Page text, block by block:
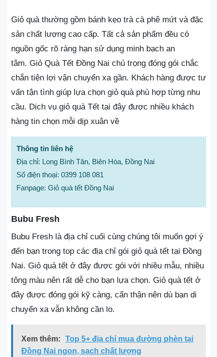
Giỏ quà thường gồm bánh kẹo trà cà phê mứt và đặc
sản chất lượng cao cấp. Tất cả sản phẩm đều có
nguồn gốc rõ ràng hạn sử dụng minh bạch an
tâm. Giỏ Quà Tết Đồng Nai chú trọng đóng gói chắc
chắn tiện lợi vận chuyển xa gần. Khách hàng được tư
vấn tận tình giúp lựa chọn giỏ quà phù hợp từng nhu
cầu. Dịch vụ giỏ quà Tết tại đây được nhiều khách
hàng tin chọn mỗi dịp xuân về
Thông tin liên hệ
Địa chỉ: Long Bình Tân, Biên Hòa, Đồng Nai
Số điện thoại: 0399 108 081
Fanpage: Giỏ quà tết Đồng Nai
Bubu Fresh
Bubu Fresh là địa chỉ cuối cùng chúng tôi muốn gợi ý
đến bạn trong top các địa chỉ gói giỏ quà tết tại Đồng
Nai. Giỏ quà tết ở đây được gói với nhiều mẫu, nhiều
tông màu nên rất dễ cho bạn lựa chọn. Giỏ quà tết ở
đây được đóng gói kỹ càng, cẩn thận nên dù bạn di
chuyển xa vẫn không cần lo.
Xem thêm:
Top 5+ địa chỉ mua đường phèn tại
Đồng Nai ngon, sạch chất lượng